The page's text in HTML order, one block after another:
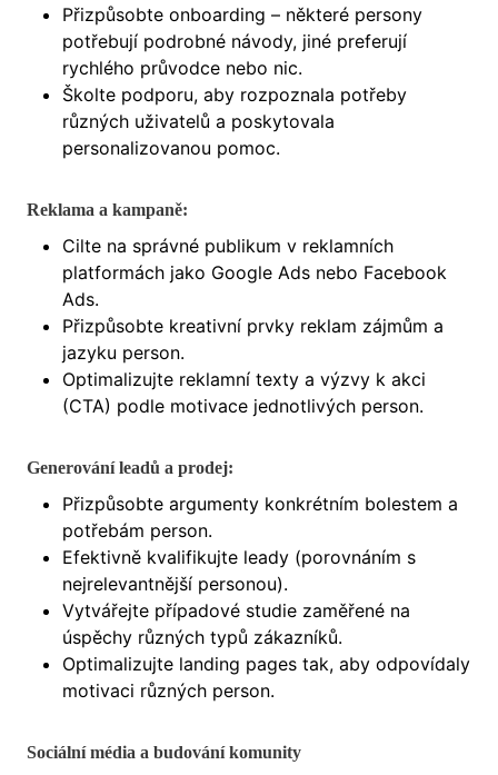
Přizpůsobte onboarding – některé persony
potřebují podrobné návody, jiné preferují
rychlého průvodce nebo nic.
Školte podporu, aby rozpoznala potřeby
různých uživatelů a poskytovala
personalizovanou pomoc.
Reklama a kampaně:
Cilte na správné publikum v reklamních
platformách jako Google Ads nebo Facebook
Ads.
Přizpůsobte kreativní prvky reklam zájmům a
jazyku person.
Optimalizujte reklamní texty a výzvy k akci
(CTA) podle motivace jednotlivých person.
Generování leadů a prodej:
Přizpůsobte argumenty konkrétním bolestem a
potřebám person.
Efektivně kvalifikujte leady (porovnáním s
nejrelevantnější personou).
Vytvářejte případové studie zaměřené na
úspěchy různých typů zákazníků.
Optimalizujte landing pages tak, aby odpovídaly
motivaci různých person.
Sociální média a budování komunity